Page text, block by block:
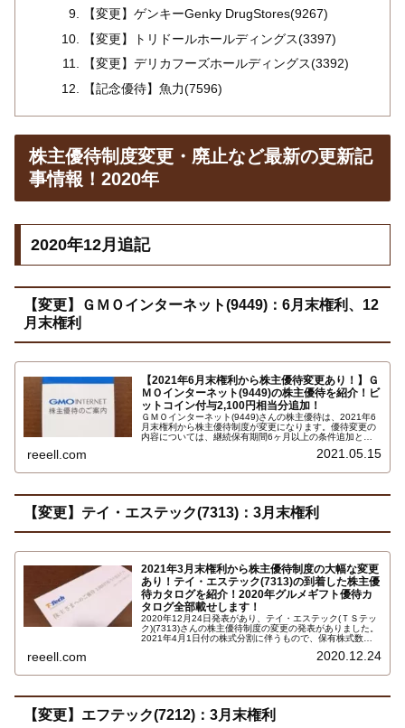
【変更】ゲンキーGenky DrugStores(9267)
【変更】トリドールホールディングス(3397)
【変更】デリカフーズホールディングス(3392)
【記念優待】魚力(7596)
株主優待制度変更・廃止など最新の更新記
事情報！2020年
2020年12月追記
【変更】ＧＭＯインターネット(9449)：6月末権利、12
月末権利
【2021年6月末権利から株主優待変更あり！】Ｇ
ＭＯインターネット(9449)の株主優待を紹介！ビ
ットコイン付与2,100円相当分追加！
ＧＭＯインターネット(9449)さんの株主優待は、2021年6
月末権利から株主優待制度が変更になります。優待変更の
内容については、継続保有期間6ヶ月以上の条件追加と、
reeell.com 2021.05.15
【変更】テイ・エステック(7313)：3月末権利
2021年3月末権利から株主優待制度の大幅な変更
あり！テイ・エステック(7313)の到着した株主優
待カタログを紹介！2020年グルメギフト優待カ
タログ全部載せします！
2020年12月24日発表があり、テイ・エステック(ＴＳテッ
ク)(7313)さんの株主優待制度の変更の発表がありました。
2021年4月1日付の株式分割に伴うもので、保有株式数と
優待品と交換できる内容になっています。ただし、保有株
reeell.com 2020.12.24
【変更】エフテック(7212)：3月末権利